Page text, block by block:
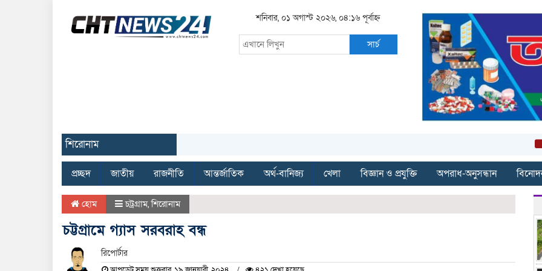
শনিবার, ০১ অগাস্ট ২০২৬, ০৪:১৬ পূর্বাহ্ন
সার্চ
শিরোনাম
প্রচ্ছদ জাতীয় রাজনীতি আন্তর্জাতিক অর্থ-বানিজ্য খেলা বিজ্ঞান ও প্রযুক্তি অপরাধ-অনুসন্ধান
হোম চট্রগ্রাম,শিরোনাম
চট্টগ্রামে গ্যাস সরবরাহ বন্ধ
রিপোর্টার